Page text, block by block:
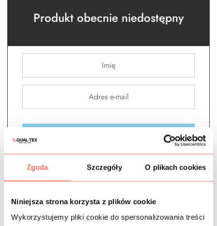
Zgoda Szczegóły O plikach cookies
Niniejsza strona korzysta z plików cookie
Wykorzystujemy pliki cookie do spersonalizowania treści
Produkt obecnie niedostępny
Powiadom o dostępności
Bawełna,Bawełny gładkie,Beżowe Gładkie - bez wzoru,
Materiały wg koloru,metr,Nowości,Sztruksy,Tkaniny